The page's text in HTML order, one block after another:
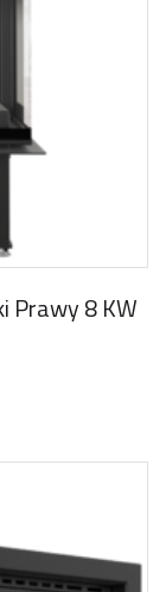
Prawy 8 KW